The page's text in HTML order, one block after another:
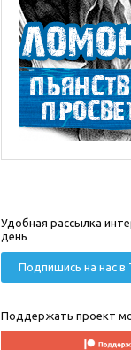
Удобная рассылка
день
Подпишись на нас в
Поддержать проект